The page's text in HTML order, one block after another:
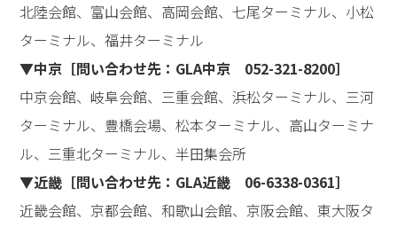
北陸会館、富山会館、高岡会館、七尾ターミナル、小松
ターミナル、福井ターミナル
▼中京［問い合わせ先：GLA中京 052-321-8200］
中京会館、岐阜会館、三重会館、浜松ターミナル、三河
ターミナル、豊橋会場、松本ターミナル、高山ターミナ
ル、三重北ターミナル、半田集会所
▼近畿［問い合わせ先：GLA近畿 06-6338-0361］
近畿会館、京都会館、和歌山会館、京阪会館、東大阪タ